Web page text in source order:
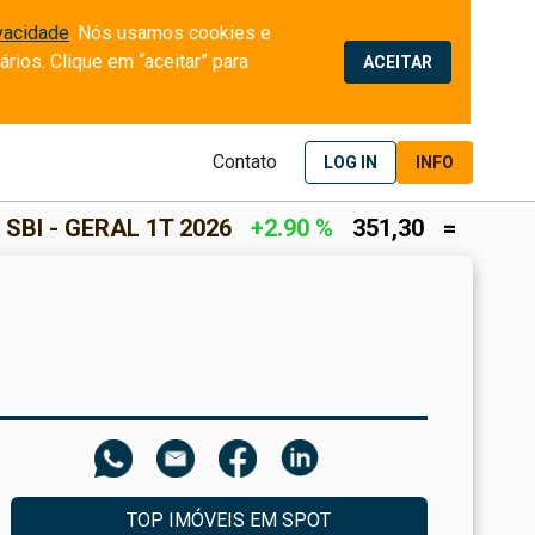
. Nós usamos cookies e
Clique em “aceitar” para
ACEITAR
Contato LOG IN INFO
2026 +2.90 % 351,30 = RETORNO DA
TOP IMÓVEIS EM SPOT